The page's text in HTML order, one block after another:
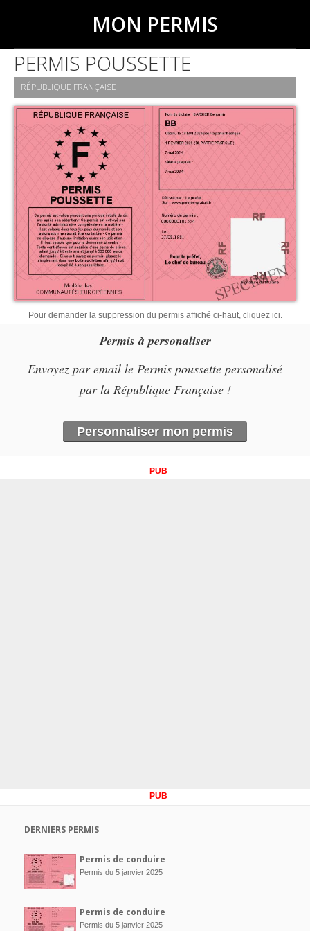
MON PERMIS
PERMIS POUSSETTE
RÉPUBLIQUE FRANÇAISE
Pour demander la suppression du permis affiché ci-haut, cliquez ici.
Permis à personaliser
Envoyez par email le Permis poussette personalisé
par la République Française !
Personnaliser mon permis
PUB
PUB
DERNIERS PERMIS
Permis de conduire
Permis du 5 janvier 2025
Permis de conduire
Permis du 5 janvier 2025